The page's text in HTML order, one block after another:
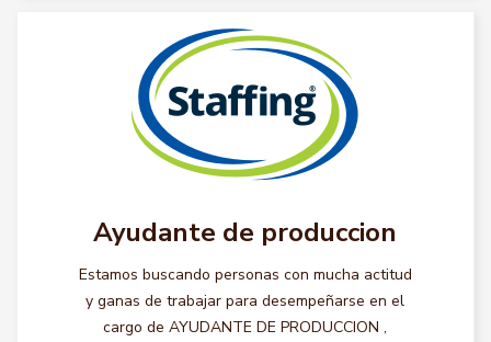
Ayudante de produccion
Estamos buscando personas con mucha actitud
y ganas de trabajar para desempeñarse en el
cargo de AYUDANTE DE PRODUCCION ,